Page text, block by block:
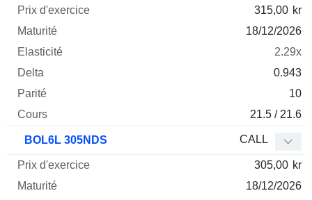
315,00 kr
18/12/2026
2.29x
0.943
10
21.5 / 21.6
BOL6L 305NDS CALL
305,00 kr
18/12/2026